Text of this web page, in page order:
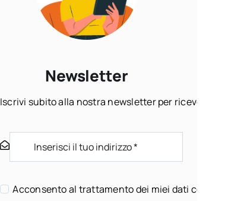
Newsletter
Iscrivi subito alla nostra newsletter per ricevere
Acconsento al trattamento dei miei dati come